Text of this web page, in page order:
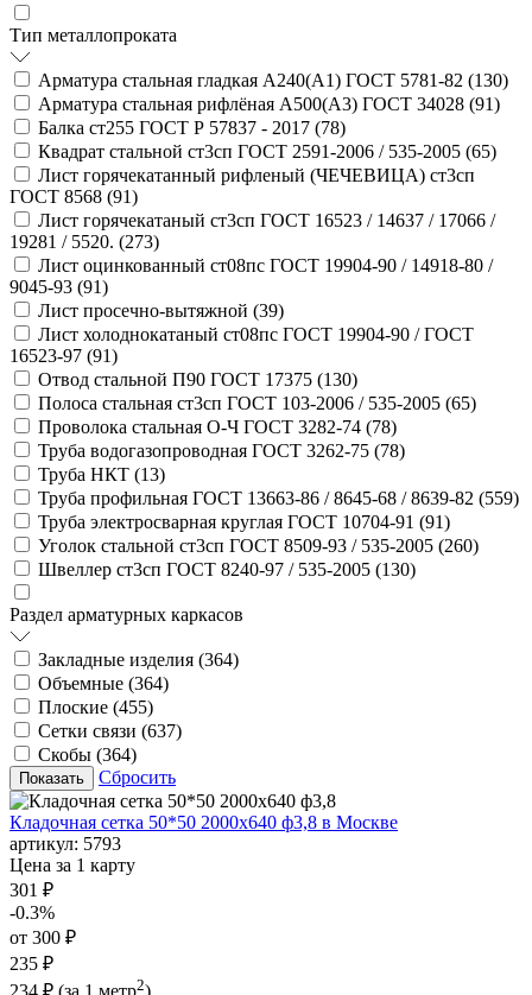
Тип металлопроката
Арматура стальная гладкая А240(А1) ГОСТ 5781-82 (130)
Арматура стальная рифлёная А500(А3) ГОСТ 34028 (91)
Балка ст255 ГОСТ Р 57837 - 2017 (78)
Квадрат стальной ст3сп ГОСТ 2591-2006 / 535-2005 (65)
Лист горячекатанный рифленый (ЧЕЧЕВИЦА) ст3сп
ГОСТ 8568 (91)
Лист горячекатаный ст3сп ГОСТ 16523 / 14637 / 17066 /
19281 / 5520. (273)
Лист оцинкованный ст08пс ГОСТ 19904-90 / 14918-80 /
9045-93 (91)
Лист просечно-вытяжной (39)
Лист холоднокатаный ст08пс ГОСТ 19904-90 / ГОСТ
16523-97 (91)
Отвод стальной П90 ГОСТ 17375 (130)
Полоса стальная ст3сп ГОСТ 103-2006 / 535-2005 (65)
Проволока стальная О-Ч ГОСТ 3282-74 (78)
Труба водогазопроводная ГОСТ 3262-75 (78)
Труба НКТ (13)
Труба профильная ГОСТ 13663-86 / 8645-68 / 8639-82 (559)
Труба электросварная круглая ГОСТ 10704-91 (91)
Уголок стальной ст3сп ГОСТ 8509-93 / 535-2005 (260)
Швеллер ст3сп ГОСТ 8240-97 / 535-2005 (130)
Раздел арматурных каркасов
Закладные изделия (364)
Объемные (364)
Плоские (455)
Сетки связи (637)
Скобы (364)
Сбросить
Кладочная сетка 50*50 2000х640 ф3,8 в Москве
артикул: 5793
Цена за 1 карту
301 ₽
-0.3%
от 300 ₽
235 ₽
2